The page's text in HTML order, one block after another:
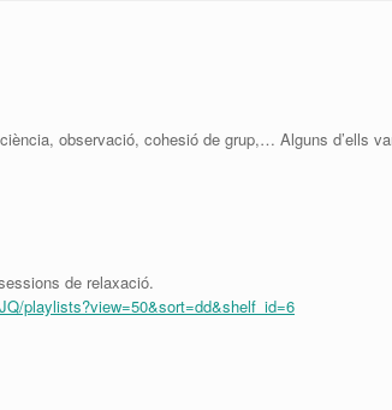
observació, cohesió de grup,… Alguns d’ells
de relaxació.
playlists?view=50&sort=dd&shelf_id=6